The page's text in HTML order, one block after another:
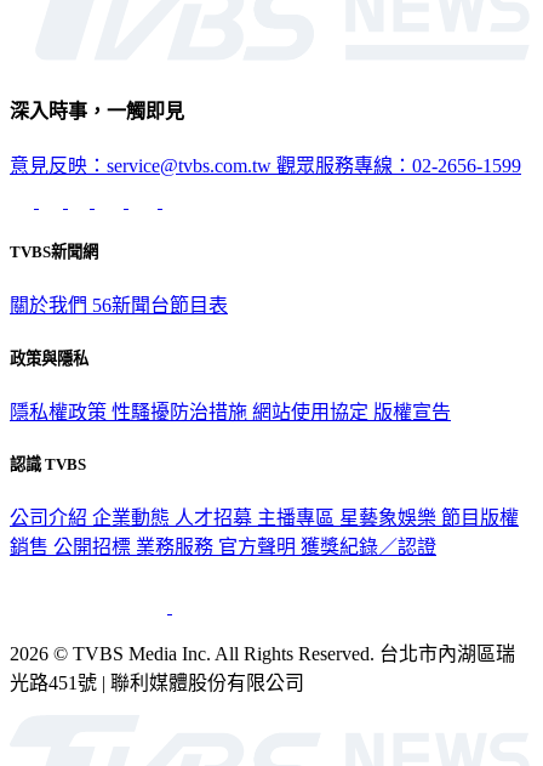
深入時事，一觸即見
意見反映：service@tvbs.com.tw 觀眾服務專線：02-2656-1599
TVBS新聞網
關於我們 56新聞台節目表
政策與隱私
隱私權政策 性騷擾防治措施 網站使用協定 版權宣告
認識 TVBS
公司介紹 企業動態 人才招募 主播專區 星藝象娛樂 節目版權
銷售 公開招標 業務服務 官方聲明 獲獎紀錄／認證
2026 © TVBS Media Inc. All Rights Reserved. 台北市內湖區瑞
光路451號 | 聯利媒體股份有限公司